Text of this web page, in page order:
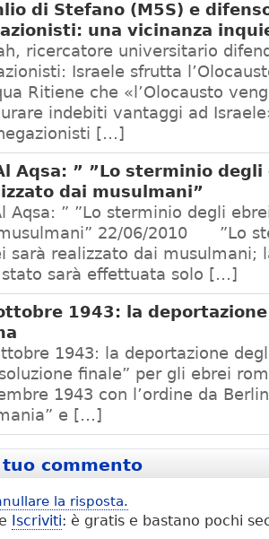
di Stefano (M5S) e
una vicinanza
ricercatore universitario
Israele sfrutta
Ritiene che «l’Olocausto
indebiti vantaggi ad
[…]
Aqsa: ” ”Lo sterminio degli
dai musulmani”
Aqsa: ” ”Lo sterminio degli
22/06/2010 ”Lo
sarà realizzato dai musulmani;
stato sarà effettuata solo […]
1943: la
1943: la deportazione
finale” per gli ebrei
1943 con l’ordine da
e […]
commento
la risposta.
Iscriviti: è gratis e bastano pochi